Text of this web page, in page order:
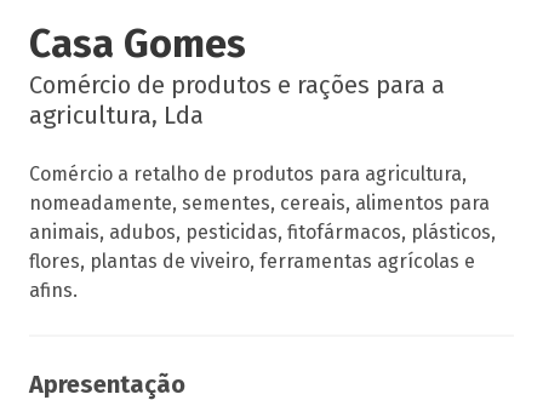
Casa Gomes
Comércio de produtos e rações para a
agricultura, Lda
Comércio a retalho de produtos para agricultura,
nomeadamente, sementes, cereais, alimentos para
animais, adubos, pesticidas, fitofármacos, plásticos,
flores, plantas de viveiro, ferramentas agrícolas e
afins.
Apresentação